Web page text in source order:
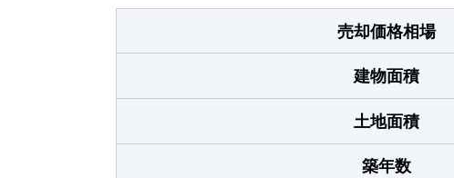
売却価格相場
建物面積
土地面積
築年数